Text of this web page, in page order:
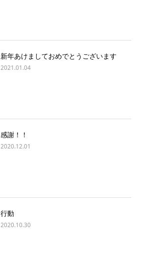
新年あけましておめでとうございます
2021.01.04
感謝！！
2020.12.01
行動
2020.10.30